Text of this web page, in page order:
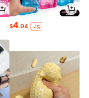
$4.04 -4%